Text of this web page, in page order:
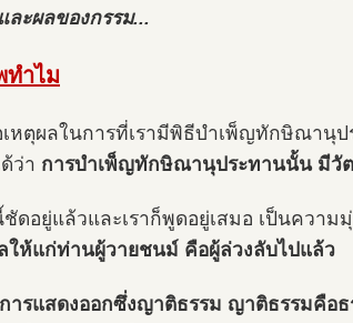
ละผลของกรรม...
ำไม
หตุผลในการที่เรามีพิธีบำเพ็ญทักษิณานุ
ว่า การบำเพ็ญทักษิณานุประทานนั้น มีวั
ดอยู่แล้วและเราก็พูดอยู่เสมอ เป็นความ
ให้แก่ท่านผู้วายชนม์ คือผู้ล่วงลับไปแล้ว
ารแสดงออกซึ่งญาติธรรม ญาติธรรมคือ